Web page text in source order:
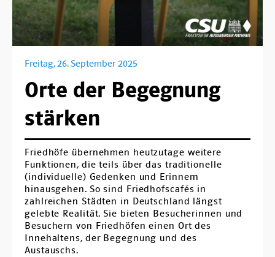
Ortsverbände
Arbeitsgemeinschaften
Arbeitskreise
Kontakt
Freitag, 26. September 2025
Orte der Begegnung
stärken
Friedhöfe übernehmen heutzutage weitere
Funktionen, die teils über das traditionelle
(individuelle) Gedenken und Erinnern
hinausgehen. So sind Friedhofscafés in
zahlreichen Städten in Deutschland längst
gelebte Realität. Sie bieten Besucherinnen und
Besuchern von Friedhöfen einen Ort des
Innehaltens, der Begegnung und des
Austauschs.